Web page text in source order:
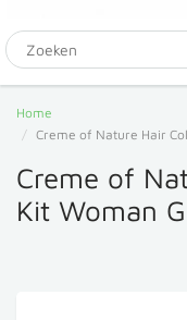
Home
Creme of Nature Hair
Creme of
Kit Woman